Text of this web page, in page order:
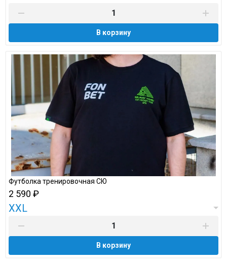
В корзину
Футболка тренировочная СЮ
2 590 ₽
XXL
В корзину